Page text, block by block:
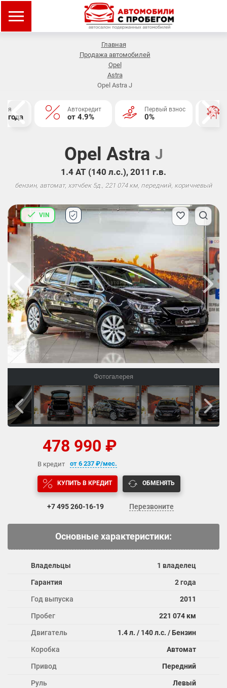
Главная
Продажа автомобилей
Opel
Astra
Opel Astra J
года
Автокредит
от 4.9%
Первый взнос
0%
Opel Astra J
1.4 АТ (140 л.с.), 2011 г.в.
бензин, автомат, хэтчбек 5д., 221 074 км, передний, коричневый
Фотогалерея
VIN
478 990 ₽
В кредит от 6 237 ₽/мес.
КУПИТЬ В КРЕДИТ ОБМЕНЯТЬ
+7 495260-16-19 Перезвоните
Основные характеристики:
Владельцы 1 владелец
Гарантия 2 года
Год выпуска 2011
Пробег 221 074 км
Двигатель 1.4 л. / 140 л.с. / Бензин
Коробка Автомат
Привод Передний
Руль Левый